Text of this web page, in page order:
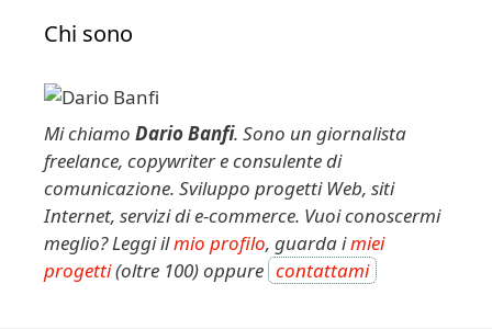
v
Chi sono
Mi chiamo Dario Banfi. Sono un giornalista
freelance, copywriter e consulente di
comunicazione. Sviluppo progetti Web, siti
Internet, servizi di e-commerce. Vuoi conoscermi
meglio? Leggi ilmio profilo, guarda imiei
progetti(oltre 100) oppure contattami